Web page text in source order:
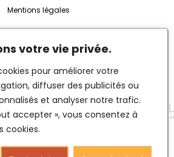
votre vie privée.
pour améliorer votre
diffuser des publicités ou
et analyser notre trafic.
accepter », vous consentez à
cookies.
Mentions légales
design :Marie Sutra
& intégration : Habile